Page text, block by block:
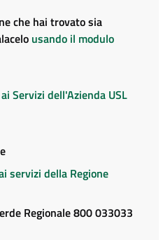
che hai trovato sia
usando il modulo
Servizi dell'Azienda USL
servizi della Regione
Regionale 800 033033